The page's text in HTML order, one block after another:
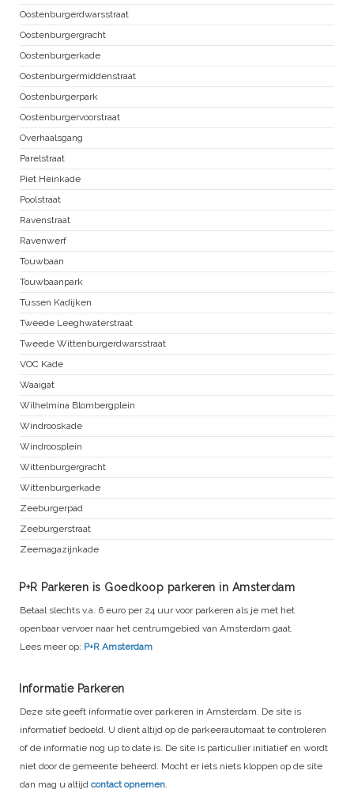
Oostenburgerdwarsstraat
Oostenburgergracht
Oostenburgerkade
Oostenburgermiddenstraat
Oostenburgerpark
Oostenburgervoorstraat
Overhaalsgang
Parelstraat
Piet Heinkade
Poolstraat
Ravenstraat
Ravenwerf
Touwbaan
Touwbaanpark
Tussen Kadijken
Tweede Leeghwaterstraat
Tweede Wittenburgerdwarsstraat
VOC Kade
Waaigat
Wilhelmina Blombergplein
Windrooskade
Windroosplein
Wittenburgergracht
Wittenburgerkade
Zeeburgerpad
Zeeburgerstraat
Zeemagazijnkade
P+R Parkeren is Goedkoop parkeren in Amsterdam
Betaal slechts v.a. 6 euro per 24 uur voor parkeren als je met het
openbaar vervoer naar het centrumgebied van Amsterdam gaat.
Lees meer op: P+R Amsterdam
Informatie Parkeren
Deze site geeft informatie over parkeren in Amsterdam. De site is
informatief bedoeld. U dient altijd op de parkeerautomaat te controleren
of de informatie nog up to date is. De site is particulier initiatief en wordt
niet door de gemeente beheerd. Mocht er iets niets kloppen op de site
dan mag u altijd contact opnemen